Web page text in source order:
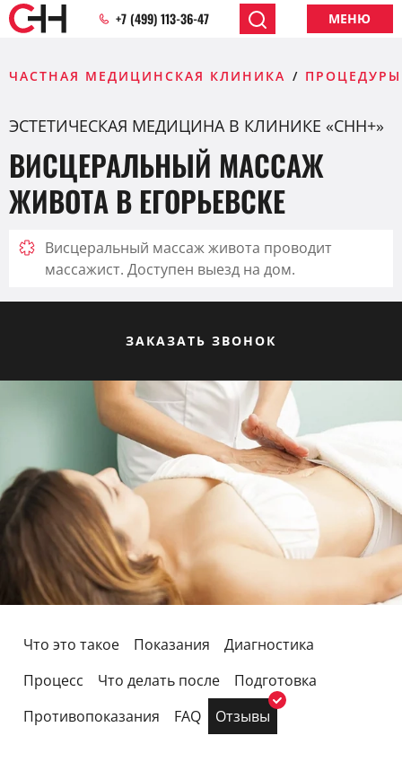
+7 (499) 113-36-47 МЕНЮ
ЧАСТНАЯ МЕДИЦИНСКАЯ КЛИНИКА ПРОЦЕДУРЫ
ЭСТЕТИЧЕСКАЯ МЕДИЦИНА В КЛИНИКЕ «CHH+»
ВИСЦЕРАЛЬНЫЙ МАССАЖ
ЖИВОТА В ЕГОРЬЕВСКЕ
Висцеральный массаж живота проводит
массажист. Доступен выезд на дом.
ЗАКАЗАТЬ ЗВОНОК
Что это такое Показания
Диагностика
Процесс
Что делать после
Подготовка
Противопоказания
FAQ Отзывы